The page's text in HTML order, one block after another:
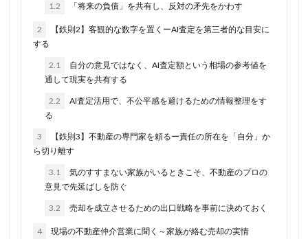
1.2 「将来の負債」を共有し、反対の矛先をかわす
2
【鉄則2】客観的な数字を置くーAI査定を第三者的な目安に
する
2.1
自分の意見ではなく、AI査定額という相場の参考値を
通して現実を共有する
2.2
AI査定活用で、不公平感を避けるための情報整理をす
る
3
【鉄則3】不動産の専門家を頼るー責任の所在を「自分」か
ら切り離す
3.1
気のすすまない家族がいるときこそ、不動産のプロの
意見で先延ばしを防ぐ
3.2 売却を成立させるための出口戦略を事前に決めておく
4 現場の不動産仲介営業に聞く～家族が絡む売却の実情